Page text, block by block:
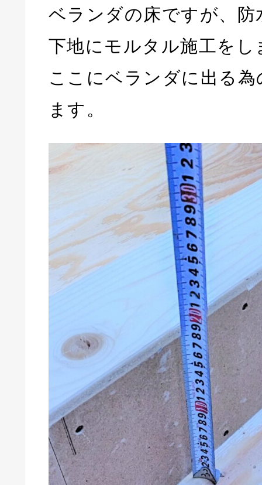
ベランダの床ですが、防
下地にモルタル施工をし
ここにベランダに出る
ます。